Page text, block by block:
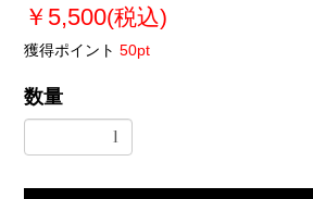
￥5,500(税込)
獲得ポイント 50pt
数量